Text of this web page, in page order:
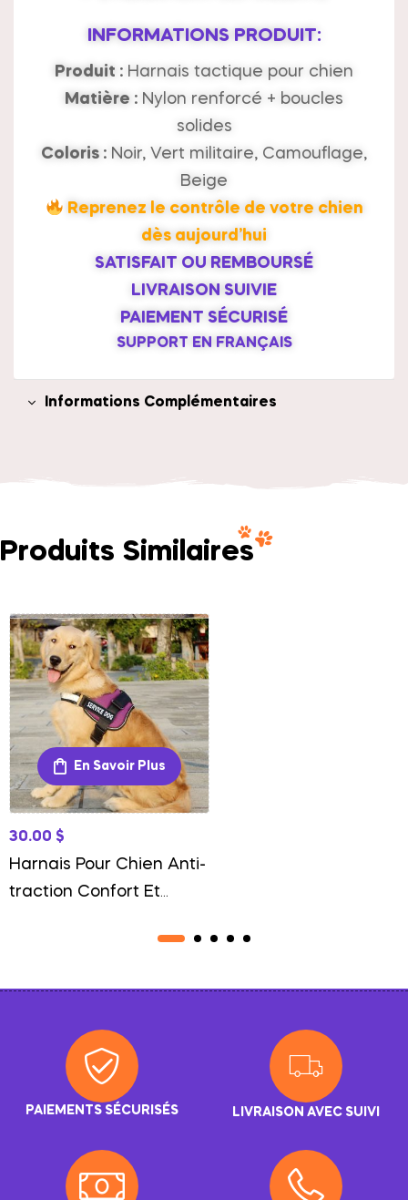
INFORMATIONS PRODUIT:
Produit : Harnais tactique pour chien
Matière : Nylon renforcé + boucles
solides
Coloris : Noir, Vert militaire, Camouflage,
Beige
Reprenez le contrôle de votre chien
dès aujourd’hui
SATISFAIT OU REMBOURSÉ
LIVRAISON SUIVIE
PAIEMENT SÉCURISÉ
SUPPORT EN FRANÇAIS
Informations Complémentaires
Produits Similaires
En Savoir Plus
30.00 $
Harnais Pour Chien Anti-
traction Confort Et
PAIEMENTS SÉCURISÉS LIVRAISON AVEC SUIVI